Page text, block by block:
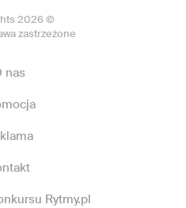
2026 ©
zastrzeżone
nas
Rytmy.pl